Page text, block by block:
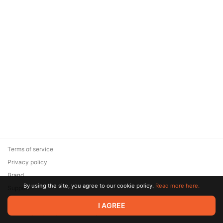
© 2026 Zaya Solutions Limited. All rights reserved. All trademarks
are the property of their respective owners.
Terms of service
Privacy policy
Brand
SupportBy using the site, you agree to our cookie policy. Read more here.
I AGREE